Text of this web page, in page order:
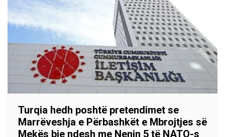
Turqia hedh poshtë pretendimet se
Marrëveshja e Përbashkët e Mbrojtjes së
Mekës bie ndesh me Nenin 5 të NATO-s